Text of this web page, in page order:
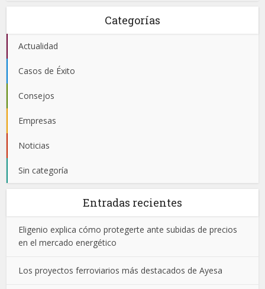
Categorías
Actualidad
Casos de Éxito
Consejos
Empresas
Noticias
Sin categoría
Entradas recientes
Eligenio explica cómo protegerte ante subidas de precios
en el mercado energético
Los proyectos ferroviarios más destacados de Ayesa